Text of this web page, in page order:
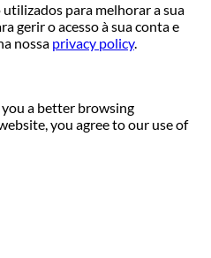
utilizados para melhorar a sua
gerir o acesso à sua conta e
nossa privacy policy.
a better browsing
you agree to our use of